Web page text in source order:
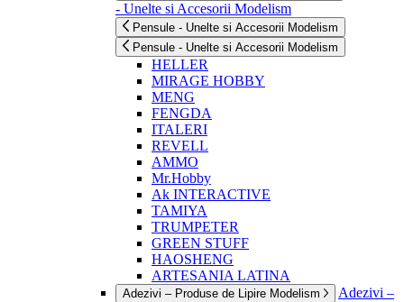
- Unelte si Accesorii Modelism
Pensule - Unelte si Accesorii Modelism
Pensule - Unelte si Accesorii Modelism
HELLER
MIRAGE HOBBY
MENG
FENGDA
ITALERI
REVELL
AMMO
Mr.Hobby
Ak INTERACTIVE
TAMIYA
TRUMPETER
GREEN STUFF
HAOSHENG
ARTESANIA LATINA
Adezivi – Produse de Lipire Modelism
Adezivi –